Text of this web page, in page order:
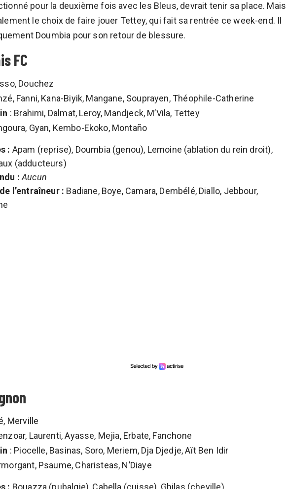
pour la deuxième fois avec les Bleus, devrait tenir sa place. Mais
le choix de faire jouer Tettey, qui fait sa rentrée ce week-end. Il
Doumbia pour son retour de blessure.
FC
Douchez
Fanni, Kana-Biyik, Mangane, Souprayen, Théophile-Catherine
: Brahimi, Dalmat, Leroy, Mandjeck, M’Vila, Tettey
Gyan, Kembo-Ekoko, Montaño
: Apam (reprise), Doumbia (genou), Lemoine (ablation du rein droit),
(adducteurs)
: Aucun
l’entraîneur : Badiane, Boye, Camara, Dembélé, Diallo, Jebbour,
Merville
Laurenti, Ayasse, Mejia, Erbate, Fanchone
: Piocelle, Basinas, Soro, Meriem, Dja Djedje, Aït Ben Idir
Psaume, Charisteas, N’Diaye
: Bouazza (pubalgie), Cabella (cuisse), Ghilas (cheville)